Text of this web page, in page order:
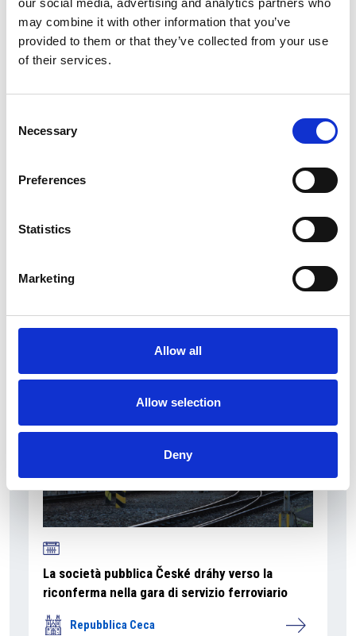
may combine it with other information that you’ve
provided to them or that they’ve collected from your use
of their services.
Selection
Necessary
Preferences
Statistics
Marketing
Allow all
Allow selection
Deny
costruzione di nuove abitazioni
La Škoda avvia la produzione del suo SUV Peaq
Repubblica Ceca
La società pubblica České dráhy verso la
riconferma nella gara di servizio ferroviario
Repubblica Ceca